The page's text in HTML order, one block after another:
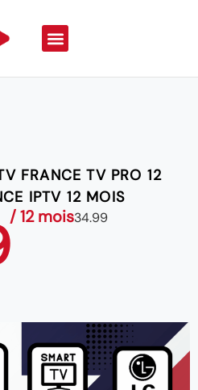
FRANCE TV PRO 12
IPTV 12 MOIS
/ 12 mois34.99